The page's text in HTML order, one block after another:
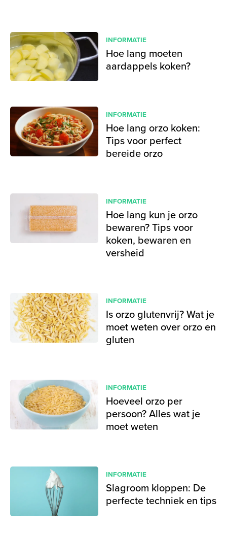
INFORMATIE
Hoe lang moeten
aardappels koken?
INFORMATIE
Hoe lang orzo koken:
Tips voor perfect
bereide orzo
INFORMATIE
Hoe lang kun je orzo
bewaren? Tips voor
koken, bewaren en
versheid
INFORMATIE
Is orzo glutenvrij? Wat je
moet weten over orzo en
gluten
INFORMATIE
Hoeveel orzo per
persoon? Alles wat je
moet weten
INFORMATIE
Slagroom kloppen: De
perfecte techniek en tips